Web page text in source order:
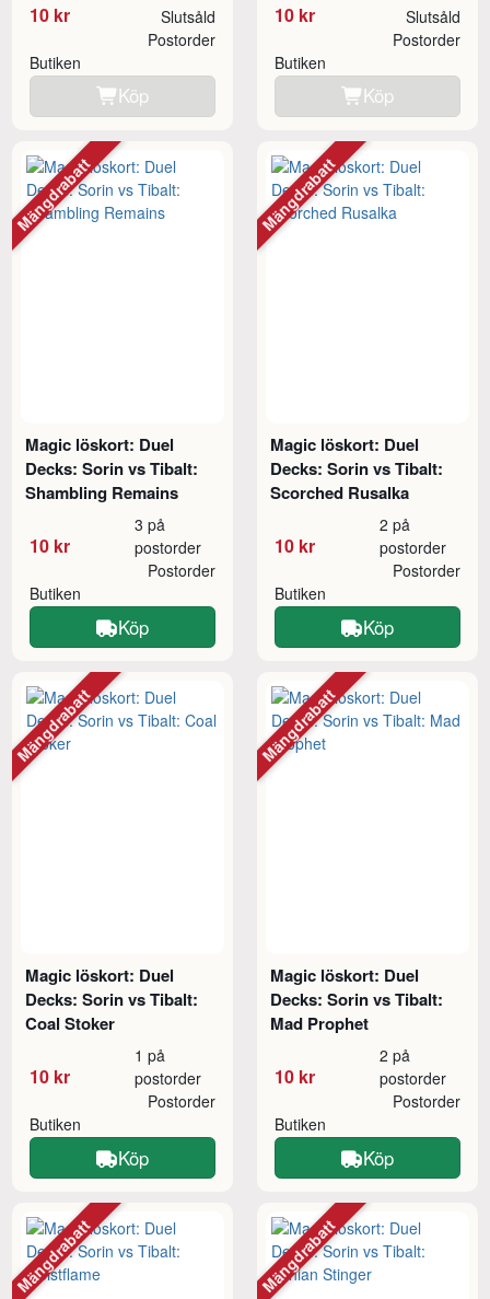
10 kr Slutsåld
Butiken
Postorder
Köp
10 kr Slutsåld
Butiken
Postorder
Köp
Magic löskort: Duel
Decks: Sorin vs Tibalt:
Shambling Remains
10 kr
3 på
postorder
Butiken
Postorder
Köp
Mängdrabatt
Magic löskort: Duel
Decks: Sorin vs Tibalt:
Scorched Rusalka
10 kr
2 på
postorder
Butiken
Postorder
Köp
Mängdrabatt
Magic löskort: Duel
Decks: Sorin vs Tibalt:
Coal Stoker
10 kr
1 på
postorder
Butiken
Postorder
Köp
Mängdrabatt
Magic löskort: Duel
Decks: Sorin vs Tibalt:
Mad Prophet
10 kr
2 på
postorder
Butiken
Postorder
Köp
Mängdrabatt
Mängdrabatt Mängdrabatt